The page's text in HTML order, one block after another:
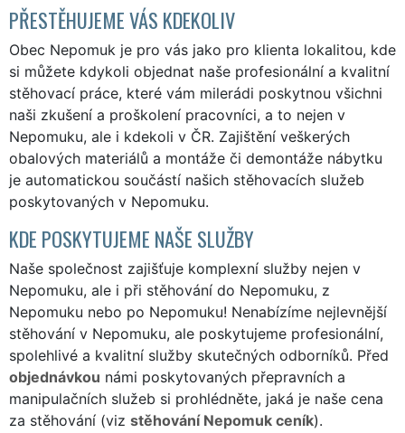
PŘESTĚHUJEME VÁS KDEKOLIV
Obec Nepomuk je pro vás jako pro klienta lokalitou, kde
si můžete kdykoli objednat naše profesionální a kvalitní
stěhovací práce, které vám milerádi poskytnou všichni
naši zkušení a proškolení pracovníci, a to nejen v
Nepomuku, ale i kdekoli v ČR. Zajištění veškerých
obalových materiálů a montáže či demontáže nábytku
je automatickou součástí našich stěhovacích služeb
poskytovaných v Nepomuku.
KDE POSKYTUJEME NAŠE SLUŽBY
Naše společnost zajišťuje komplexní služby nejen v
Nepomuku, ale i při stěhování do Nepomuku, z
Nepomuku nebo po Nepomuku! Nenabízíme nejlevnější
stěhování v Nepomuku, ale poskytujeme profesionální,
spolehlivé a kvalitní služby skutečných odborníků. Před
objednávkou námi poskytovaných přepravních a
manipulačních služeb si prohlédněte, jaká je naše cena
za stěhování (viz stěhování Nepomuk ceník).